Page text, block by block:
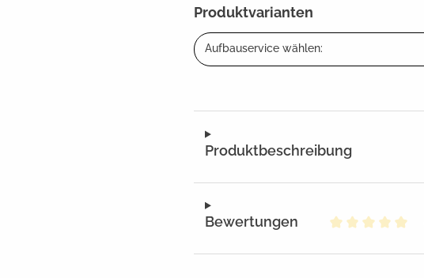
Produktvarianten
Aufbauservice wählen:
Produktbeschreibung
Bewertungen